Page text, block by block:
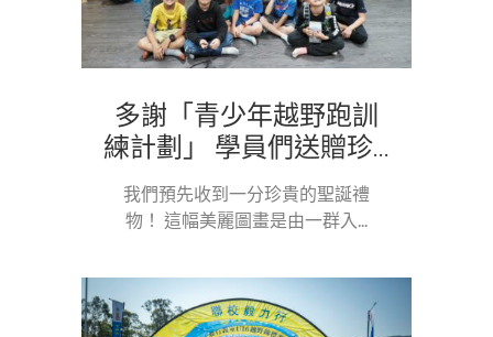
多謝「青少年越野跑訓
練計劃」 學員們送贈珍...
我們預先收到一分珍貴的聖誕禮
物！ 這幅美麗圖畫是由一群入...